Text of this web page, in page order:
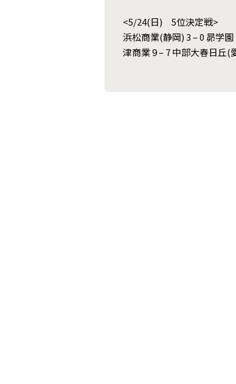
<5/24(日) 5位決定戦>
浜松商業(静岡) 3 – 0 昴学園
津商業 9 – 7 中部大春日丘(